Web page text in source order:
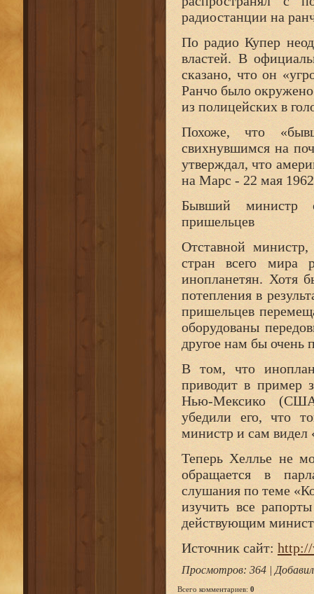
радиостанции на
По радио Купер
властей. В
сказано, что он
Ранчо было
из полицейских в
Похоже, что
свихнувшимся на
утверждал, что
на Марс - 22 мая
Бывший министр
пришельцев
Отставной
стран всего мира
инопланетян. Хотя
потепления в
пришельцев
оборудованы
другое нам бы очень
В том, что
приводит в пример
Нью-Мексико
убедили его, что
министр и сам видел
Теперь Хеллье не
обращается в
слушания по теме
изучить все
действующим
Источник сайт:
Просмотров: 364 | Добавил
Всего комментариев: 0